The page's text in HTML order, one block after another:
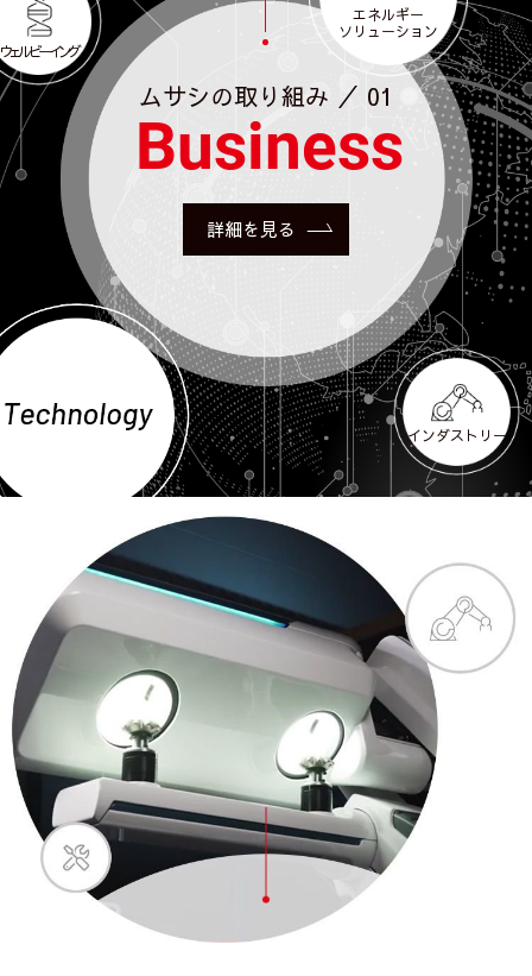
ムサシの取り組み ／ 01
Business
詳細を見る
エネルギー
ソリューション
ェルビーイング
インダストリー